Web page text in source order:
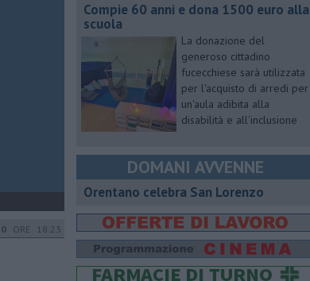
ORE 18:23
Compie 60 anni e dona 1500 euro alla
scuola
La donazione del
generoso cittadino
fucecchiese sarà utilizzata
per l'acquisto di arredi per
un'aula adibita alla
disabilità e all'inclusione
DOMANI AVVENNE
Orentano celebra San Lorenzo